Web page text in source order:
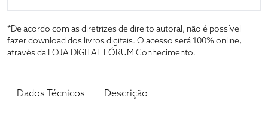
*De acordo com as diretrizes de direito autoral, não é possível
fazer download dos livros digitais. O acesso será 100% online,
através da LOJA DIGITAL FÓRUM Conhecimento.
Dados Técnicos Descrição